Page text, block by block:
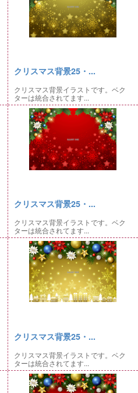
クリスマス背景25・...
クリスマス背景イラストです。ベク
ターは統合されてます...
クリスマス背景25・...
クリスマス背景イラストです。ベク
ターは統合されてます...
クリスマス背景25・...
クリスマス背景イラストです。ベク
ターは統合されてます...